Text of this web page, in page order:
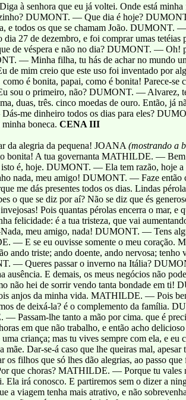
à senhora que eu já voltei. Onde está
DUMONT. — Que dia é hoje?
e todos os que se chamam João. DUMONT.
27 de dezembro, e foi comprar umas tetéias
de véspera e não no dia? DUMONT. — Oh!
— Minha filha, tu hás de achar no mundo
de mim creio que este uso foi inventado por
é bonita, papai, como é bonita! Parece-
sou o primeiro, não? DUMONT. — Alvarez,
duas, três. cinco moedas de ouro. Então,
me dinheiro todos os dias para eles?
boneca. CENA III
da alegria da pequena! JOANA (mostrando a
bonita! A tua governanta MATHILDE. —
isto é, hoje. DUMONT. — Ela tem razão, hoje a
nada, meu amigo! DUMONT. — Faze então
me dás presentes todos os dias. Lindas
o que se diz por aí? Não se diz que és
Pois quantas pérolas encerra o mar, e
felicidade: é a tua tristeza, que vai
meu amigo, nada! DUMONT. — Tens
— E se eu ouvisse somente o meu
triste; ando doente, ando nervosa;
— Queres passar o inverno na Itália?
ausência. E demais, os meus negócios não
hei de sorrir vendo tanta bondade em ti!
anjos da minha vida. MATHILDE. — Pois
de deixá-la? é o complemento da família.
Passam-lhe tanto a mão por cima. que é
em que não trabalho, e então acho
criança; mas tu vives sempre com ela, e eu
mãe. Dar-se-á caso que lhe queiras mal,
filhos que só lhes dão alegrias, ao passo
que choras? MATHILDE. — Porque tu vales
Ela irá conosco. E partiremos sem o dizer a
viagem tenha mais atrativo, e não